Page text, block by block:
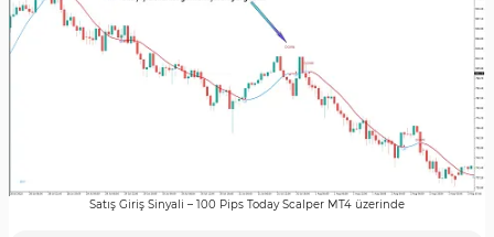
Satış Giriş Sinyali – 100 Pips Today Scalper MT4 üzerinde